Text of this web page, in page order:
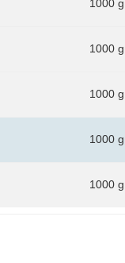
1000 g
1000 g
1000 g
1000 g
1000 g